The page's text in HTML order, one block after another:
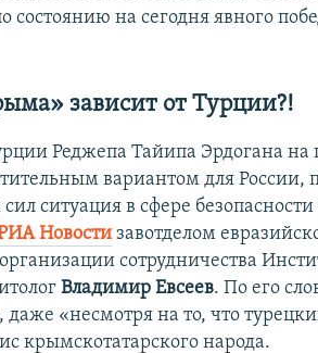
состоянию на сегодня явного
зависит от Турции?!
Реджепа Тайипа Эрдогана
вариантом для России,
ситуация в сфере
Новости завотделом
сотрудничества
Владимир Евсеев. По его
«несмотря на то, что
крымскотатарского народа.